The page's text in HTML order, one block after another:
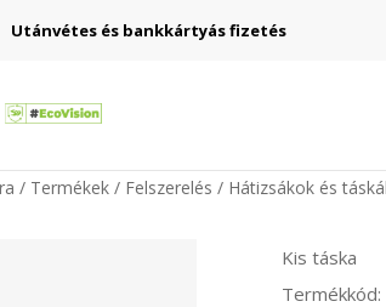
Utánvétes és bankkártyás fizetés
Termékek Felszerelés Hátizsákok és
Kis táska
Termékkód: